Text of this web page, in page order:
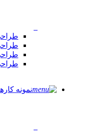
نمونه